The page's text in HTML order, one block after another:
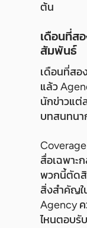
ต้น
เดือนที่ส
สัมพันธ์
เดือนที่สอ
แล้ว
นักข่าวแต่
บทสนทนา
สื่อเฉพาะ
พวกนี้ตัดสิ
สิ่งสำคัญใ
Agency
ไหนตอบรั